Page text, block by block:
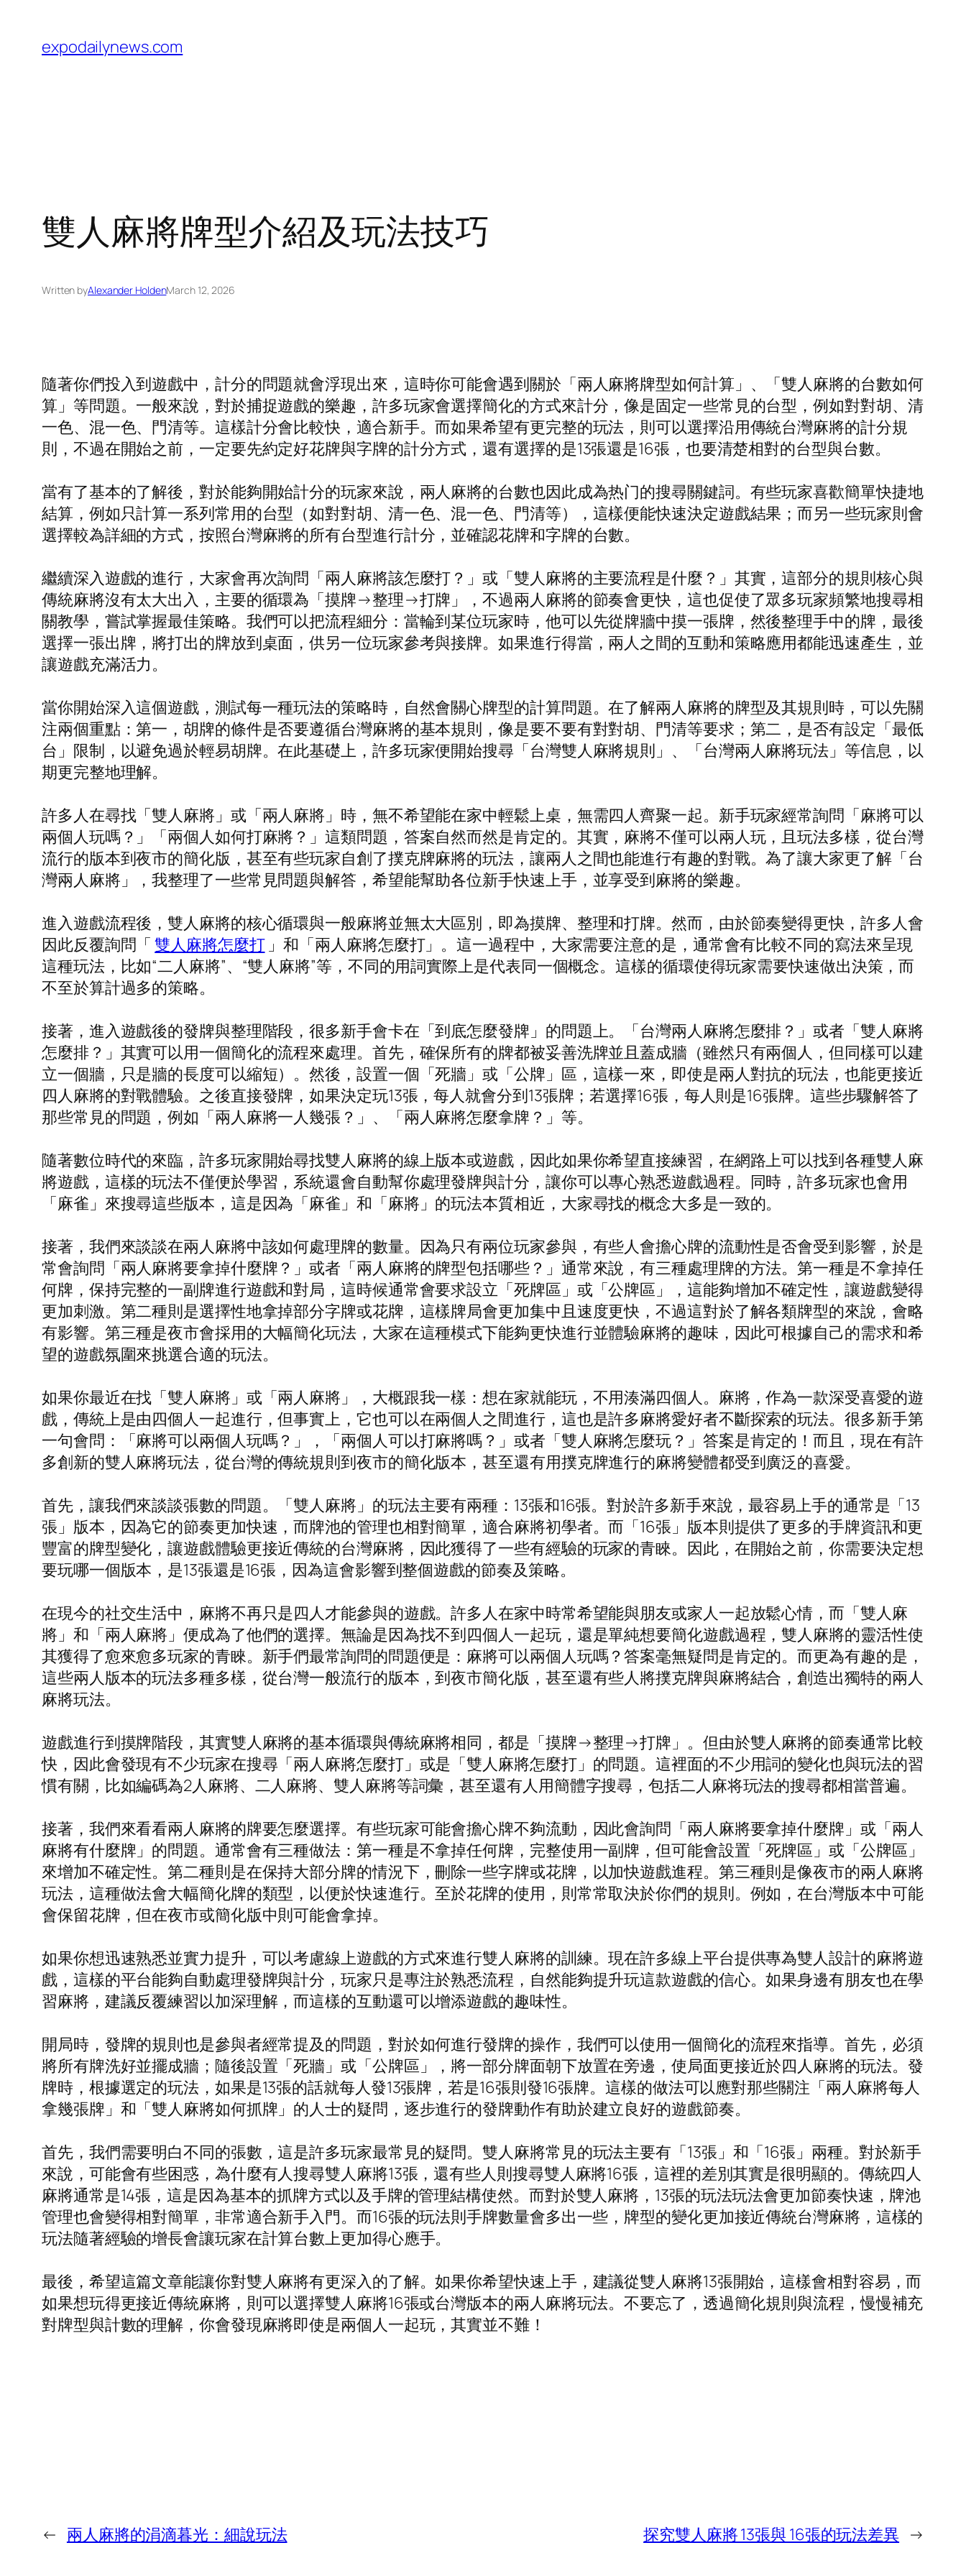
content
expodailynews.com
雙人麻將牌型介紹及玩法技巧
Written byAlexander HoldenMarch 12, 2026
隨著你們投入到遊戲中，計分的問題就會浮現出來，這時你可能會遇到關於「兩人麻將牌型如何計算」、「雙人麻將的台數如何
算」等問題。一般來說，對於捕捉遊戲的樂趣，許多玩家會選擇簡化的方式來計分，像是固定一些常見的台型，例如對對胡、清
一色、混一色、門清等。這樣計分會比較快，適合新手。而如果希望有更完整的玩法，則可以選擇沿用傳統台灣麻將的計分規
則，不過在開始之前，一定要先約定好花牌與字牌的計分方式，還有選擇的是13張還是16張，也要清楚相對的台型與台數。
當有了基本的了解後，對於能夠開始計分的玩家來說，兩人麻將的台數也因此成為热门的搜尋關鍵詞。有些玩家喜歡簡單快捷地
結算，例如只計算一系列常用的台型（如對對胡、清一色、混一色、門清等），這樣便能快速決定遊戲結果；而另一些玩家則會
選擇較為詳細的方式，按照台灣麻將的所有台型進行計分，並確認花牌和字牌的台數。
繼續深入遊戲的進行，大家會再次詢問「兩人麻將該怎麼打？」或「雙人麻將的主要流程是什麼？」其實，這部分的規則核心與
傳統麻將沒有太大出入，主要的循環為「摸牌→整理→打牌」，不過兩人麻將的節奏會更快，這也促使了眾多玩家頻繁地搜尋相
關教學，嘗試掌握最佳策略。我們可以把流程細分：當輪到某位玩家時，他可以先從牌牆中摸一張牌，然後整理手中的牌，最後
選擇一張出牌，將打出的牌放到桌面，供另一位玩家參考與接牌。如果進行得當，兩人之間的互動和策略應用都能迅速產生，並
讓遊戲充滿活力。
當你開始深入這個遊戲，測試每一種玩法的策略時，自然會關心牌型的計算問題。在了解兩人麻將的牌型及其規則時，可以先關
注兩個重點：第一，胡牌的條件是否要遵循台灣麻將的基本規則，像是要不要有對對胡、門清等要求；第二，是否有設定「最低
台」限制，以避免過於輕易胡牌。在此基礎上，許多玩家便開始搜尋「台灣雙人麻將規則」、「台灣兩人麻將玩法」等信息，以
期更完整地理解。
許多人在尋找「雙人麻將」或「兩人麻將」時，無不希望能在家中輕鬆上桌，無需四人齊聚一起。新手玩家經常詢問「麻將可以
兩個人玩嗎？」「兩個人如何打麻將？」這類問題，答案自然而然是肯定的。其實，麻將不僅可以兩人玩，且玩法多樣，從台灣
流行的版本到夜市的簡化版，甚至有些玩家自創了撲克牌麻將的玩法，讓兩人之間也能進行有趣的對戰。為了讓大家更了解「台
灣兩人麻將」，我整理了一些常見問題與解答，希望能幫助各位新手快速上手，並享受到麻將的樂趣。
進入遊戲流程後，雙人麻將的核心循環與一般麻將並無太大區別，即為摸牌、整理和打牌。然而，由於節奏變得更快，許多人會
因此反覆詢問「雙人麻將怎麼打」和「兩人麻將怎麼打」。這一過程中，大家需要注意的是，通常會有比較不同的寫法來呈現
這種玩法，比如“二人麻將”、“雙人麻將”等，不同的用詞實際上是代表同一個概念。這樣的循環使得玩家需要快速做出決策，而
不至於算計過多的策略。
接著，進入遊戲後的發牌與整理階段，很多新手會卡在「到底怎麼發牌」的問題上。「台灣兩人麻將怎麼排？」或者「雙人麻將
怎麼排？」其實可以用一個簡化的流程來處理。首先，確保所有的牌都被妥善洗牌並且蓋成牆（雖然只有兩個人，但同樣可以建
立一個牆，只是牆的長度可以縮短）。然後，設置一個「死牆」或「公牌」區，這樣一來，即使是兩人對抗的玩法，也能更接近
四人麻將的對戰體驗。之後直接發牌，如果決定玩13張，每人就會分到13張牌；若選擇16張，每人則是16張牌。這些步驟解答了
那些常見的問題，例如「兩人麻將一人幾張？」、「兩人麻將怎麼拿牌？」等。
隨著數位時代的來臨，許多玩家開始尋找雙人麻將的線上版本或遊戲，因此如果你希望直接練習，在網路上可以找到各種雙人麻
將遊戲，這樣的玩法不僅便於學習，系統還會自動幫你處理發牌與計分，讓你可以專心熟悉遊戲過程。同時，許多玩家也會用
「麻雀」來搜尋這些版本，這是因為「麻雀」和「麻將」的玩法本質相近，大家尋找的概念大多是一致的。
接著，我們來談談在兩人麻將中該如何處理牌的數量。因為只有兩位玩家參與，有些人會擔心牌的流動性是否會受到影響，於是
常會詢問「兩人麻將要拿掉什麼牌？」或者「兩人麻將的牌型包括哪些？」通常來說，有三種處理牌的方法。第一種是不拿掉任
何牌，保持完整的一副牌進行遊戲和對局，這時候通常會要求設立「死牌區」或「公牌區」，這能夠增加不確定性，讓遊戲變得
更加刺激。第二種則是選擇性地拿掉部分字牌或花牌，這樣牌局會更加集中且速度更快，不過這對於了解各類牌型的來說，會略
有影響。第三種是夜市會採用的大幅簡化玩法，大家在這種模式下能夠更快進行並體驗麻將的趣味，因此可根據自己的需求和希
望的遊戲氛圍來挑選合適的玩法。
如果你最近在找「雙人麻將」或「兩人麻將」，大概跟我一樣：想在家就能玩，不用湊滿四個人。麻將，作為一款深受喜愛的遊
戲，傳統上是由四個人一起進行，但事實上，它也可以在兩個人之間進行，這也是許多麻將愛好者不斷探索的玩法。很多新手第
一句會問：「麻將可以兩個人玩嗎？」，「兩個人可以打麻將嗎？」或者「雙人麻將怎麼玩？」答案是肯定的！而且，現在有許
多創新的雙人麻將玩法，從台灣的傳統規則到夜市的簡化版本，甚至還有用撲克牌進行的麻將變體都受到廣泛的喜愛。
首先，讓我們來談談張數的問題。「雙人麻將」的玩法主要有兩種：13張和16張。對於許多新手來說，最容易上手的通常是「13
張」版本，因為它的節奏更加快速，而牌池的管理也相對簡單，適合麻將初學者。而「16張」版本則提供了更多的手牌資訊和更
豐富的牌型變化，讓遊戲體驗更接近傳統的台灣麻將，因此獲得了一些有經驗的玩家的青睞。因此，在開始之前，你需要決定想
要玩哪一個版本，是13張還是16張，因為這會影響到整個遊戲的節奏及策略。
在現今的社交生活中，麻將不再只是四人才能參與的遊戲。許多人在家中時常希望能與朋友或家人一起放鬆心情，而「雙人麻
將」和「兩人麻將」便成為了他們的選擇。無論是因為找不到四個人一起玩，還是單純想要簡化遊戲過程，雙人麻將的靈活性使
其獲得了愈來愈多玩家的青睞。新手們最常詢問的問題便是：麻將可以兩個人玩嗎？答案毫無疑問是肯定的。而更為有趣的是，
這些兩人版本的玩法多種多樣，從台灣一般流行的版本，到夜市簡化版，甚至還有些人將撲克牌與麻將結合，創造出獨特的兩人
麻將玩法。
遊戲進行到摸牌階段，其實雙人麻將的基本循環與傳統麻將相同，都是「摸牌→整理→打牌」。但由於雙人麻將的節奏通常比較
快，因此會發現有不少玩家在搜尋「兩人麻將怎麼打」或是「雙人麻將怎麼打」的問題。這裡面的不少用詞的變化也與玩法的習
慣有關，比如編碼為2人麻將、二人麻將、雙人麻將等詞彙，甚至還有人用簡體字搜尋，包括二人麻将玩法的搜尋都相當普遍。
接著，我們來看看兩人麻將的牌要怎麼選擇。有些玩家可能會擔心牌不夠流動，因此會詢問「兩人麻將要拿掉什麼牌」或「兩人
麻將有什麼牌」的問題。通常會有三種做法：第一種是不拿掉任何牌，完整使用一副牌，但可能會設置「死牌區」或「公牌區」
來增加不確定性。第二種則是在保持大部分牌的情況下，刪除一些字牌或花牌，以加快遊戲進程。第三種則是像夜市的兩人麻將
玩法，這種做法會大幅簡化牌的類型，以便於快速進行。至於花牌的使用，則常常取決於你們的規則。例如，在台灣版本中可能
會保留花牌，但在夜市或簡化版中則可能會拿掉。
如果你想迅速熟悉並實力提升，可以考慮線上遊戲的方式來進行雙人麻將的訓練。現在許多線上平台提供專為雙人設計的麻將遊
戲，這樣的平台能夠自動處理發牌與計分，玩家只是專注於熟悉流程，自然能夠提升玩這款遊戲的信心。如果身邊有朋友也在學
習麻將，建議反覆練習以加深理解，而這樣的互動還可以增添遊戲的趣味性。
開局時，發牌的規則也是參與者經常提及的問題，對於如何進行發牌的操作，我們可以使用一個簡化的流程來指導。首先，必須
將所有牌洗好並擺成牆；隨後設置「死牆」或「公牌區」，將一部分牌面朝下放置在旁邊，使局面更接近於四人麻將的玩法。發
牌時，根據選定的玩法，如果是13張的話就每人發13張牌，若是16張則發16張牌。這樣的做法可以應對那些關注「兩人麻將每人
拿幾張牌」和「雙人麻將如何抓牌」的人士的疑問，逐步進行的發牌動作有助於建立良好的遊戲節奏。
首先，我們需要明白不同的張數，這是許多玩家最常見的疑問。雙人麻將常見的玩法主要有「13張」和「16張」兩種。對於新手
來說，可能會有些困惑，為什麼有人搜尋雙人麻將13張，還有些人則搜尋雙人麻將16張，這裡的差別其實是很明顯的。傳統四人
麻將通常是14張，這是因為基本的抓牌方式以及手牌的管理結構使然。而對於雙人麻將，13張的玩法玩法會更加節奏快速，牌池
管理也會變得相對簡單，非常適合新手入門。而16張的玩法則手牌數量會多出一些，牌型的變化更加接近傳統台灣麻將，這樣的
玩法隨著經驗的增長會讓玩家在計算台數上更加得心應手。
最後，希望這篇文章能讓你對雙人麻將有更深入的了解。如果你希望快速上手，建議從雙人麻將13張開始，這樣會相對容易，而
如果想玩得更接近傳統麻將，則可以選擇雙人麻將16張或台灣版本的兩人麻將玩法。不要忘了，透過簡化規則與流程，慢慢補充
對牌型與計數的理解，你會發現麻將即使是兩個人一起玩，其實並不難！
← 兩人麻將的涓滴暮光：細說玩法 探究雙人麻將 13張與 16張的玩法差異 →